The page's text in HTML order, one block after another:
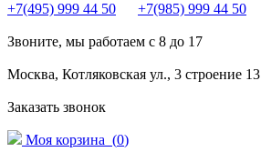
+7(495) 999 44 50 +7(985) 999 44 50
Звоните, мы работаем с 8 до 17
Москва, Котляковская ул., 3 строение 13
Заказать звонок
Моя корзина (0)